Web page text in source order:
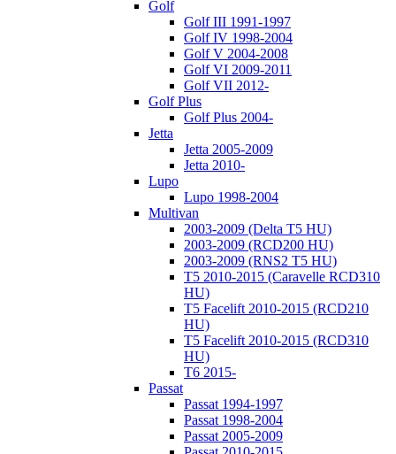
Golf
Golf III 1991-1997
Golf IV 1998-2004
Golf V 2004-2008
Golf VI 2009-2011
Golf VII 2012-
Golf Plus
Golf Plus 2004-
Jetta
Jetta 2005-2009
Jetta 2010-
Lupo
Lupo 1998-2004
Multivan
2003-2009 (Delta T5 HU)
2003-2009 (RCD200 HU)
2003-2009 (RNS2 T5 HU)
T5 2010-2015 (Caravelle RCD310
HU)
T5 Facelift 2010-2015 (RCD210
HU)
T5 Facelift 2010-2015 (RCD310
HU)
T6 2015-
Passat
Passat 1994-1997
Passat 1998-2004
Passat 2005-2009